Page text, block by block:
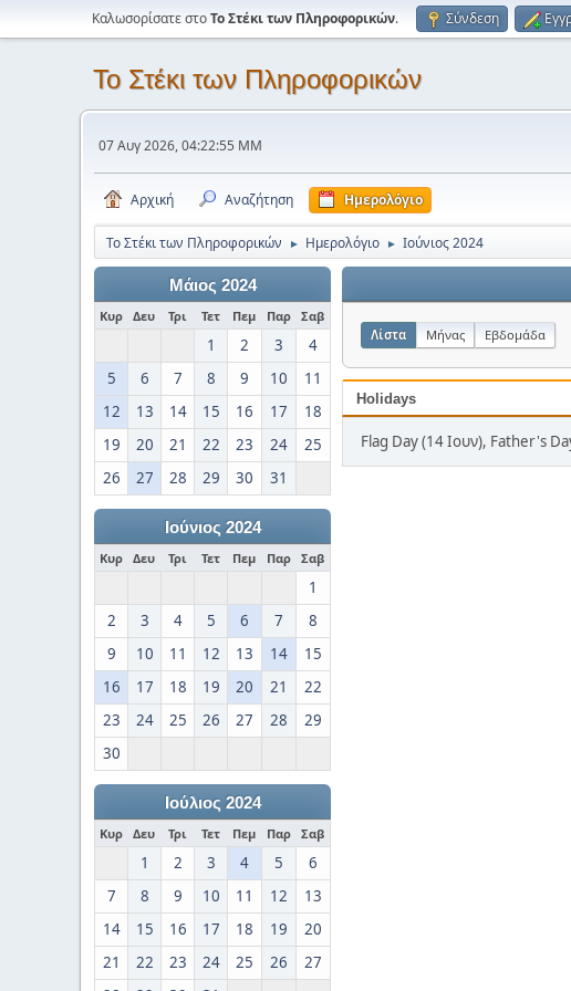
Καλωσορίσατε στοΤο Στέκι των Πληροφορικών. Σύνδεση
Το Στέκι των Πληροφορικών
07 Αυγ 2026, 04:22:55 ΜΜ
Αρχική Αναζήτηση Ημερολόγιο
Το Στέκι των Πληροφορικών ► Ημερολόγιο ► Ιούνιος 2024
Μάιος 2024
Κυρ Δευ Τρι Τετ Πεμ Παρ Σαβ
1 2 3
4
5
6 7 8 9 10
11
12
13 14 15 16 17
18
19
20 21 22 23 24
25
26
27 28 29 30 31
Ιούνιος 2024
Κυρ Δευ Τρι Τετ Πεμ Παρ Σαβ
1
2
3 4 5 6 7
8
9
10 11 12 13 14
15
16
17 18 19 20 21
22
23
24 25 26 27 28
29
30
Ιούλιος 2024
Κυρ Δευ Τρι Τετ Πεμ Παρ Σαβ
1 2 3 4 5
6
7
8 9 10 11 12
13
14
15 16 17 18 19
20
21
22 23 24 25 26
27
Λίστα Μήνας Εβδομάδα
Holidays
Flag Day (14 Ιουν), Father's